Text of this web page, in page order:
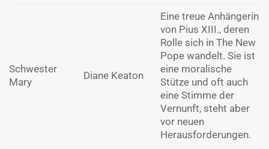
Schwester
Mary
Diane Keaton
Eine treue Anhängerin
von Pius XIII., deren
Rolle sich in The New
Pope wandelt. Sie ist
eine moralische
Stütze und oft auch
eine Stimme der
Vernunft, steht aber
vor neuen
Herausforderungen.